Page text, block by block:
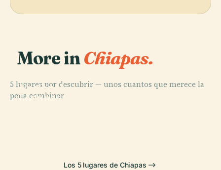
More inChiapas.
5 lugares por descubrir — unos cuantos que merece la
pena combinar.
Nacional
Lagunas de
Los 5 lugares de Chiapas